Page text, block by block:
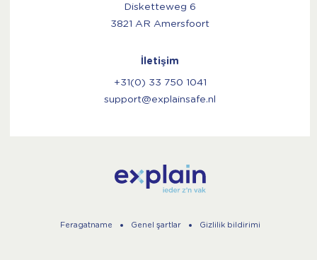
Disketteweg 6
3821 AR Amersfoort
İletişim
+31(0) 33 750 1041
support@explainsafe.nl
Feragatname Genel şartlar Gizlilik bildirimi